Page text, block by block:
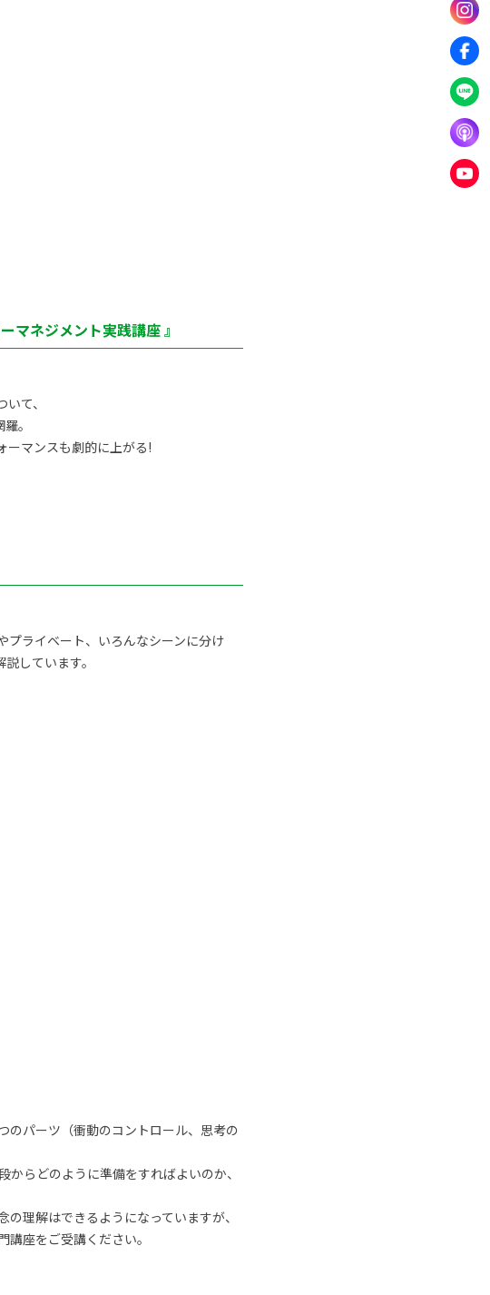
マネジメント実践講座 』
て、
。
ーマンスも劇的に上がる!
プライベート、いろんなシーンに分け
しています。
のパーツ（衝動のコントロール、思考の
らどのように準備をすればよいのか、
理解はできるようになっていますが、
座をご受講ください。